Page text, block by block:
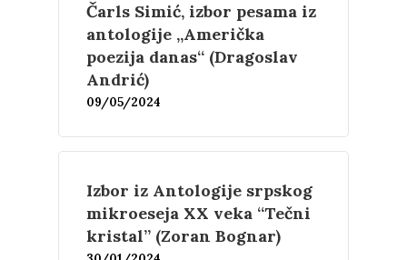
Čarls Simić, izbor pesama iz
antologije „Američka
poezija danas“ (Dragoslav
Andrić)
09/05/2024
Izbor iz Antologije srpskog
mikroeseja XX veka “Tečni
kristal” (Zoran Bognar)
Književnost
Poezija
Teorija